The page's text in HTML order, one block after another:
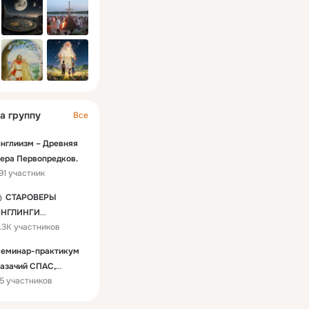
группу Все
– Древняя
Первопредков.
участник
СТАРОВЕРЫ
участников
практикум
СПАС,
участников